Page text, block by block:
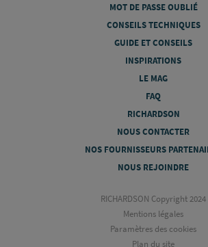
MOT DE PASSE OUBLIÉ
CONSEILS TECHNIQUES
GUIDE ET CONSEILS
INSPIRATIONS
LE MAG
FAQ
RICHARDSON
NOUS CONTACTER
NOS FOURNISSEURS
NOUS REJOINDRE
RICHARDSON Copyright 2024
Mentions légales
Paramètres des cookies
Plan du site